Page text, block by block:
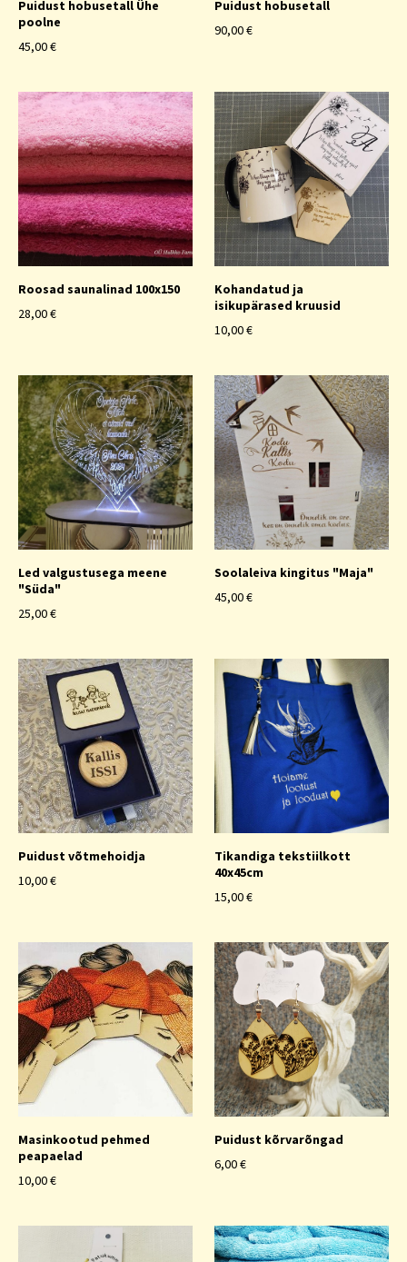
Puidust hobusetall Ühe
poolne
45,00 €
Puidust hobusetall
90,00 €
Roosad saunalinad 100x150
28,00 €
Kohandatud ja
isikupärased kruusid
10,00 €
Led valgustusega meene
"Süda"
25,00 €
Soolaleiva kingitus "Maja"
45,00 €
Puidust võtmehoidja
10,00 €
Tikandiga tekstiilkott
40x45cm
15,00 €
Masinkootud pehmed
peapaelad
10,00 €
Puidust kõrvarõngad
6,00 €